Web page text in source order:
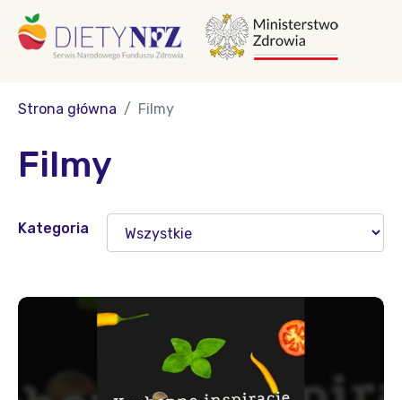
Strona główna Filmy
Filmy
Kategoria